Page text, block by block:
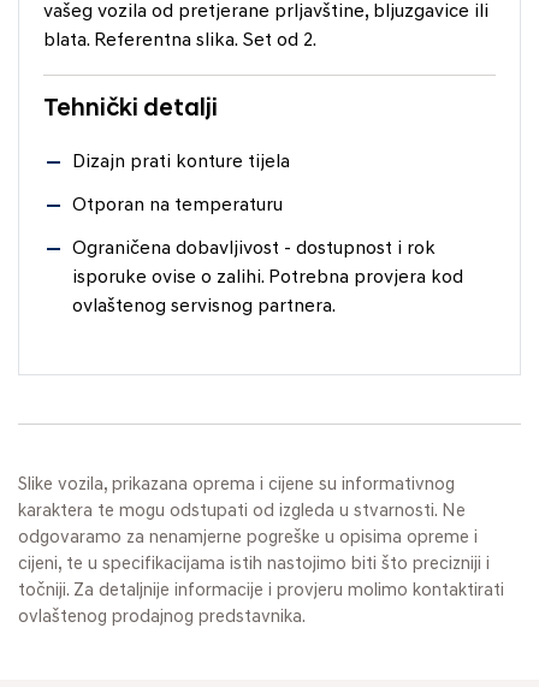
vašeg vozila od pretjerane prljavštine, bljuzgavice ili
blata. Referentna slika. Set od 2.
Tehnički detalji
Dizajn prati konture tijela
Otporan na temperaturu
Ograničena dobavljivost - dostupnost i rok
isporuke ovise o zalihi. Potrebna provjera kod
ovlaštenog servisnog partnera.
Slike vozila, prikazana oprema i cijene su informativnog
karaktera te mogu odstupati od izgleda u stvarnosti. Ne
odgovaramo za nenamjerne pogreške u opisima opreme i
cijeni, te u specifikacijama istih nastojimo biti što precizniji i
točniji. Za detaljnije informacije i provjeru molimo kontaktirati
ovlaštenog prodajnog predstavnika.